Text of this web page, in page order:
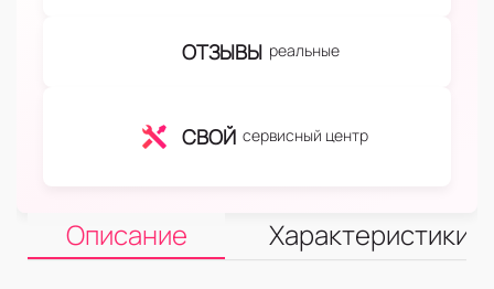
ОТЗЫВЫ реальные
СВОЙ сервисный центр
Описание Характеристики